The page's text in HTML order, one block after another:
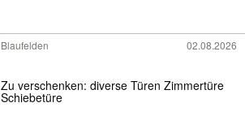
Blaufelden 02.08.2026
Zu verschenken: diverse Türen Zimmertüre
Schiebetüre